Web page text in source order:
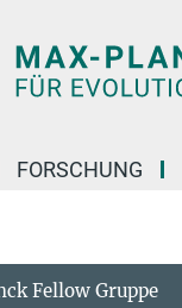
FORSCHUNG
Fellow Gruppe